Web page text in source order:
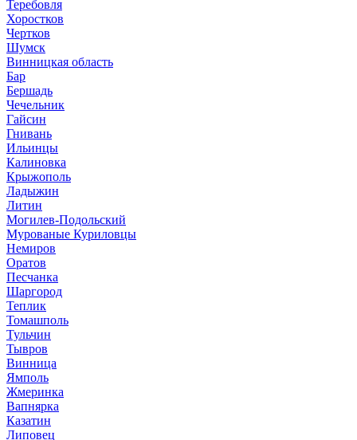
Теребовля
Хоростков
Чертков
Шумск
Винницкая область
Бар
Бершадь
Чечельник
Гайсин
Гнивань
Ильинцы
Калиновка
Крыжополь
Ладыжин
Литин
Могилев-Подольский
Мурованые Куриловцы
Немиров
Оратов
Песчанка
Шаргород
Теплик
Томашполь
Тульчин
Тывров
Винница
Ямполь
Жмеринка
Вапнярка
Казатин
Липовец